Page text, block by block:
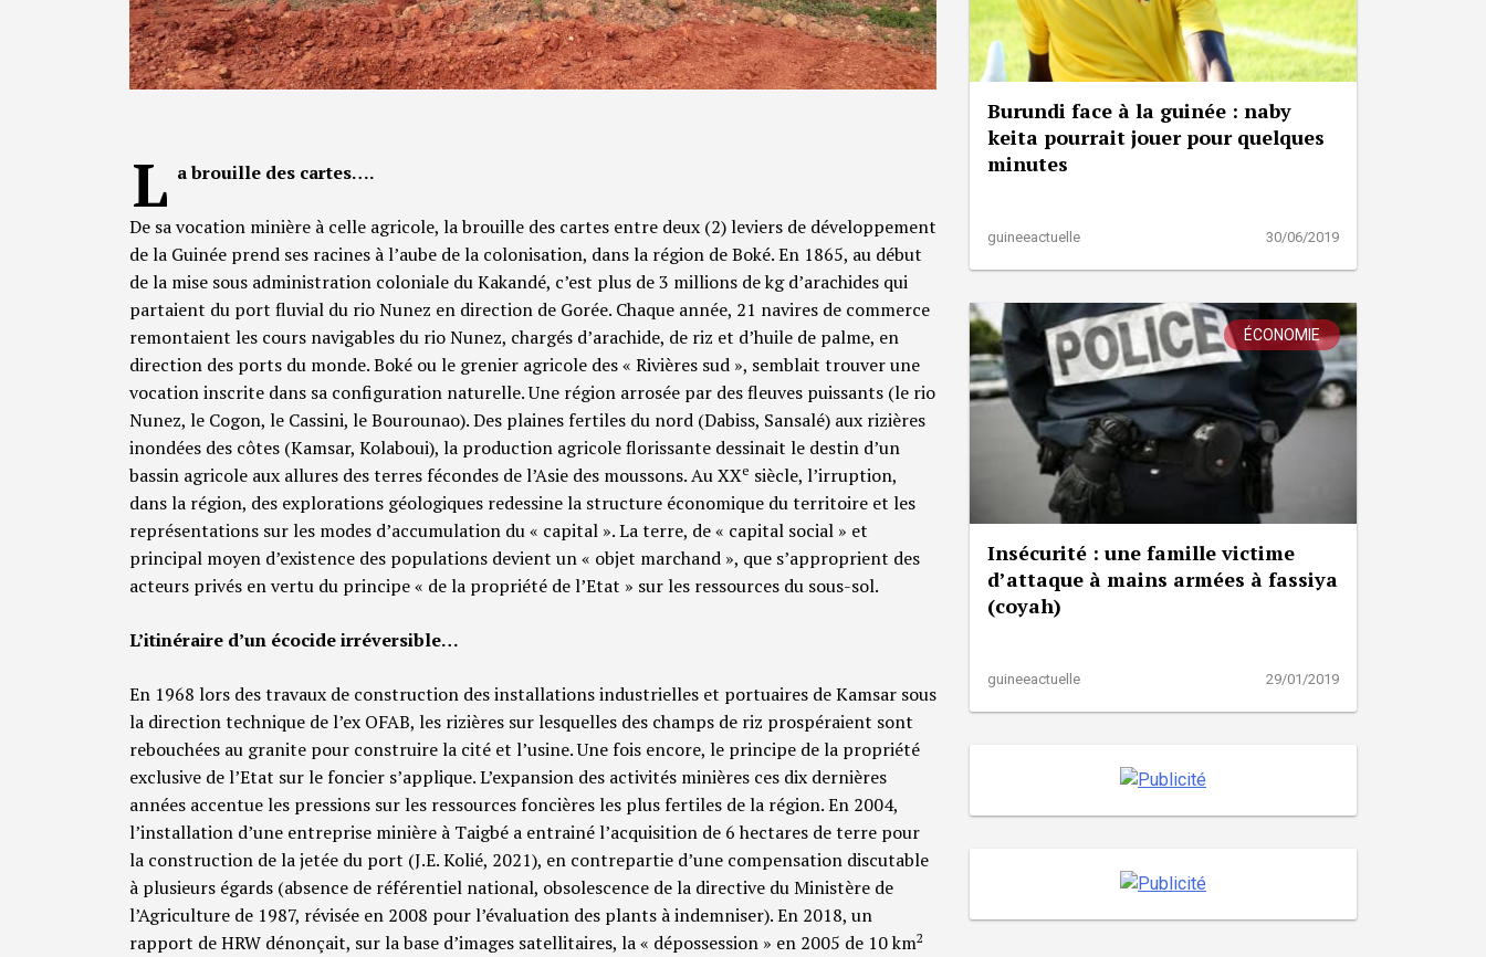
L a brouille des cartes….
De sa vocation minière à celle agricole, la brouille des cartes entre deux (2) leviers de développement
de la Guinée prend ses racines à l’aube de la colonisation, dans la région de Boké. En 1865, au début
de la mise sous administration coloniale du Kakandé, c’est plus de 3 millions de kg d’arachides qui
partaient du port fluvial du rio Nunez en direction de Gorée. Chaque année, 21 navires de commerce
remontaient les cours navigables du rio Nunez, chargés d’arachide, de riz et d’huile de palme, en
direction des ports du monde. Boké ou le grenier agricole des « Rivières sud », semblait trouver une
vocation inscrite dans sa configuration naturelle. Une région arrosée par des fleuves puissants (le rio
Nunez, le Cogon, le Cassini, le Bourounao). Des plaines fertiles du nord (Dabiss, Sansalé) aux rizières
inondées des côtes (Kamsar, Kolaboui), la production agricole florissante dessinait le destin d’un
bassin agricole aux allures des terres fécondes de l’Asie des moussons. Au XXe siècle, l’irruption,
dans la région, des explorations géologiques redessine la structure économique du territoire et les
représentations sur les modes d’accumulation du « capital ». La terre, de « capital social » et
principal moyen d’existence des populations devient un « objet marchand », que s’approprient des
acteurs privés en vertu du principe « de la propriété de l’Etat » sur les ressources du sous-sol.
L’itinéraire d’un écocide irréversible…
En 1968 lors des travaux de construction des installations industrielles et portuaires de Kamsar sous
la direction technique de l’ex OFAB, les rizières sur lesquelles des champs de riz prospéraient sont
rebouchées au granite pour construire la cité et l’usine. Une fois encore, le principe de la propriété
exclusive de l’Etat sur le foncier s’applique. L’expansion des activités minières ces dix dernières
années accentue les pressions sur les ressources foncières les plus fertiles de la région. En 2004,
l’installation d’une entreprise minière à Taigbé a entrainé l’acquisition de 6 hectares de terre pour
la construction de la jetée du port (J.E. Kolié, 2021), en contrepartie d’une compensation discutable
à plusieurs égards (absence de référentiel national, obsolescence de la directive du Ministère de
l’Agriculture de 1987, révisée en 2008 pour l’évaluation des plants à indemniser). En 2018, un
rapport de HRW dénonçait, sur la base d’images satellitaires, la « dépossession » en 2005 de 10 km2
Burundi face à la guinée : naby
keita pourrait jouer pour quelques
minutes
guineeactuelle 30/06/2019
ÉCONOMIE
Insécurité : une famille victime
d’attaque à mains armées à fassiya
(coyah)
guineeactuelle 29/01/2019